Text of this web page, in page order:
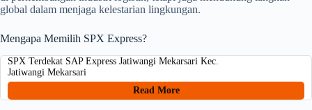
global dalam menjaga kelestarian lingkungan.
Mengapa Memilih SPX Express?
SPX Terdekat SAP Express Jatiwangi Mekarsari Kec.
Jatiwangi Mekarsari
Read More